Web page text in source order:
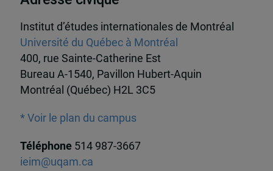
Institut d’études internationales de Montréal
Université du Québec à Montréal
400, rue Sainte-Catherine Est
Bureau A-1540, Pavillon Hubert-Aquin
Montréal (Québec) H2L 3C5
* Voir le plan du campus
Téléphone 514 987-3667
ieim@uqam.ca